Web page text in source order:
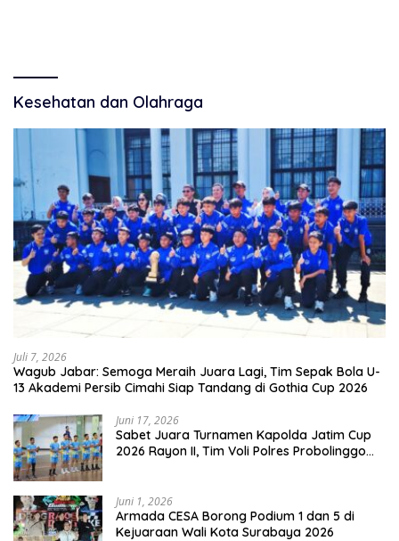
Kesehatan dan Olahraga
Juli 7, 2026
Wagub Jabar: Semoga Meraih Juara Lagi, Tim Sepak Bola U-
13 Akademi Persib Cimahi Siap Tandang di Gothia Cup 2026
Juni 17, 2026
Sabet Juara Turnamen Kapolda Jatim Cup
2026 Rayon II, Tim Voli Polres Probolinggo
Juni 1, 2026
Armada CESA Borong Podium 1 dan 5 di
Kejuaraan Wali Kota Surabaya 2026